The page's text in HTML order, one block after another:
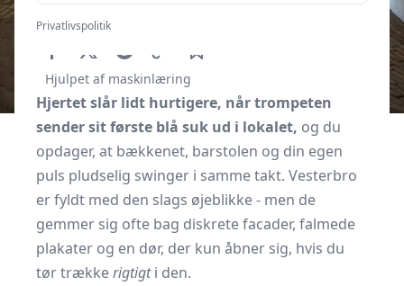
Af Kbhguide.dk
Hjulpet af maskinlæring
Hjertet slår lidt hurtigere, når trompeten
sender sit første blå suk ud i lokalet, og du
opdager, at bækkenet, barstolen og din egen
puls pludselig swinger i samme takt. Vesterbro
er fyldt med den slags øjeblikke - men de
gemmer sig ofte bag diskrete facader, falmede
plakater og en dør, der kun åbner sig, hvis du
tør trækkerigtigti den.
Privatlivspolitik